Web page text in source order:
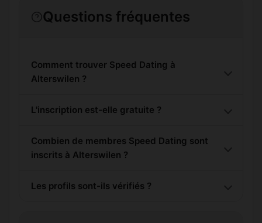
Questions fréquentes
Comment trouver Speed Dating à
Alterswilen ?
L'inscription est-elle gratuite ?
Combien de membres Speed Dating sont
inscrits à Alterswilen ?
Les profils sont-ils vérifiés ?